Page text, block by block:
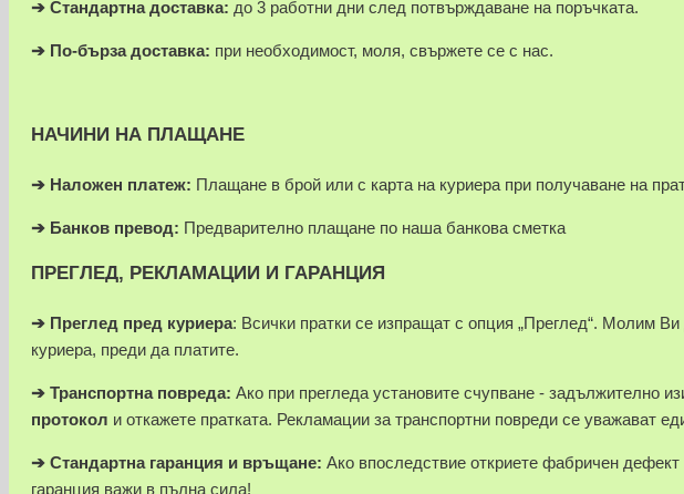
➔ Стандартна доставка: до 3 работни дни след потвърждаване на поръчката.
➔ По-бърза доставка: при необходимост, моля, свържете се с нас.
НАЧИНИ НА ПЛАЩАНЕ
➔ Наложен платеж: Плащане в брой или с карта на куриера при получаване на
➔ Банков превод: Предварително плащане по наша банкова сметка
ПРЕГЛЕД, РЕКЛАМАЦИИ И ГАРАНЦИЯ
➔ Преглед пред куриера: Всички пратки се изпращат с опция „Преглед“. Молим
куриера, преди да платите.
➔ Транспортна повреда: Ако при прегледа установите счупване - задължително
протокол и откажете пратката. Рекламации за транспортни повреди се уважават
➔ Стандартна гаранция и връщане: Ако впоследствие откриете фабричен
гаранция важи в пълна сила!